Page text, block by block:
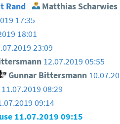
Rand Matthias Scharwies
17:35
18:01
23:09
12.07.2019 05:55
Gunnar Bittersmann
11.07.2019 08:29
09:14
11.07.2019 09:15